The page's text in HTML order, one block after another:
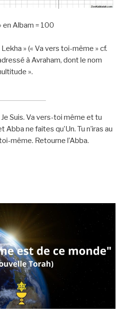
en Albam = 100
» (« Va vers toi-même » cf.
à Avraham, dont le nom
».
Je Suis. Va vers-toi même et tu
ne faites qu’Un. Tu n’iras au
même. Retourne l’Abba.